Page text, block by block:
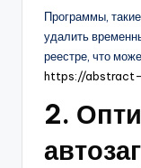
Программы,
удалить
реестре, что
https://
2.